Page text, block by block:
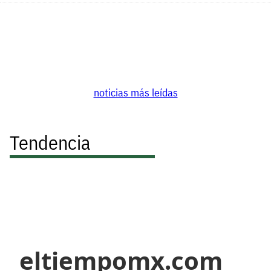
noticias más leídas
Tendencia